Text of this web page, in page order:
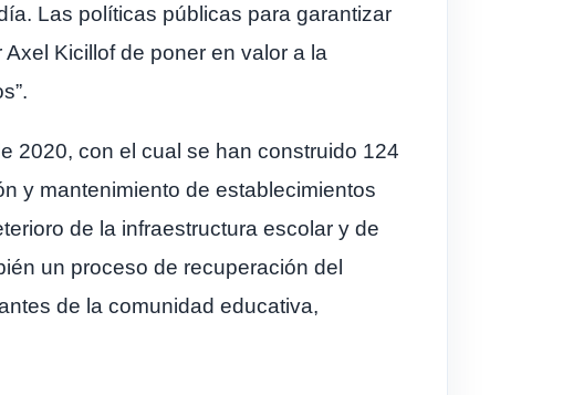
Las políticas públicas para garantizar
Kicillof de poner en valor a la
2020, con el cual se han construido 124
y mantenimiento de establecimientos
de la infraestructura escolar y de
un proceso de recuperación del
de la comunidad educativa,